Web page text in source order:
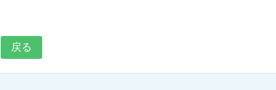
戻る